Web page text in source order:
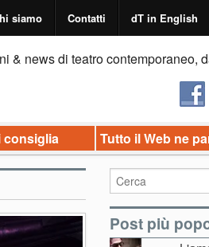
siamo Contatti dT in English
& news di teatro contemporaneo,
consiglia Tutto il Web ne
Post più